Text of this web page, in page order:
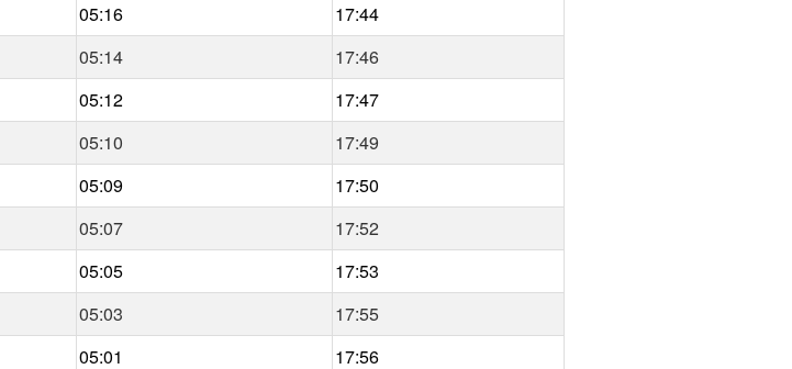
05:16
17:44
05:14
17:46
05:12
17:47
05:10
17:49
05:09
17:50
05:07
17:52
05:05
17:53
05:03
17:55
05:01 17:56